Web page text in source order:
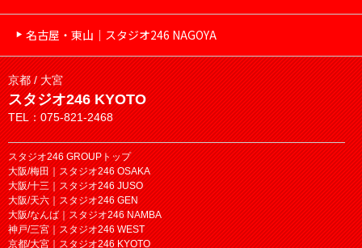
名古屋・東山｜スタジオ246 NAGOYA
京都 / 大宮
スタジオ246 KYOTO
TEL：075-821-2468
スタジオ246 GROUPトップ
大阪/梅田｜スタジオ246 OSAKA
大阪/十三｜スタジオ246 JUSO
大阪/天六｜スタジオ246 GEN
大阪/なんば｜スタジオ246 NAMBA
神戸/三宮｜スタジオ246 WEST
京都/大宮｜スタジオ246 KYOTO